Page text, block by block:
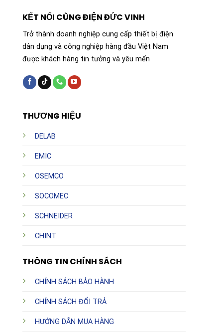
THƯƠNG HIỆU
DELAB
EMIC
OSEMCO
SOCOMEC
SCHNEIDER
CHINT
THÔNG TIN CHÍNH SÁCH
CHÍNH SÁCH BẢO HÀNH
CHÍNH SÁCH ĐỔI TRẢ
HƯỚNG DẪN MUA HÀNG
KẾT NỐI CÙNG ĐIỆN ĐỨC VINH
Trở thành doanh nghiệp cung cấp thiết bị điện
dân dụng và công nghiệp hàng đầu Việt Nam
được khách hàng tin tưởng và yêu mến